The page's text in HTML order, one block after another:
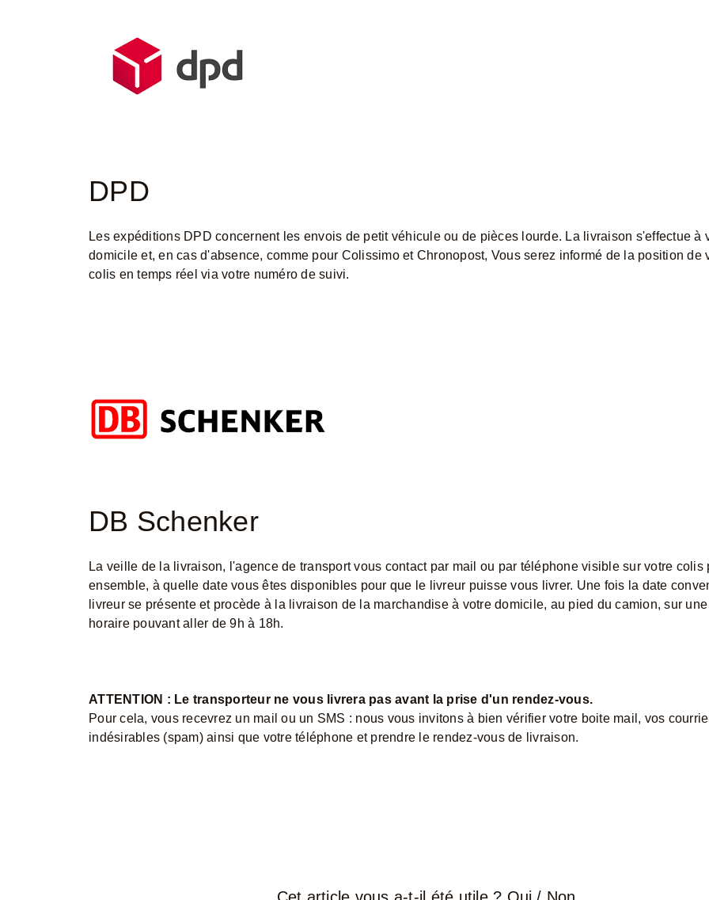
DPD
Les expéditions DPD concernent les envois de petit véhicule ou de pièces lourde. La livraison s'effectue à
domicile et, en cas d'absence, comme pour Colissimo et Chronopost, Vous serez informé de la position de
colis en temps réel via votre numéro de suivi.
DB Schenker
La veille de la livraison, l'agence de transport vous contact par mail ou par téléphone visible sur votre colis
ensemble, à quelle date vous êtes disponibles pour que le livreur puisse vous livrer. Une fois la date
livreur se présente et procède à la livraison de la marchandise à votre domicile, au pied du camion, sur
horaire pouvant aller de 9h à 18h.
ATTENTION : Le transporteur ne vous livrera pas avant la prise d'un rendez-vous.
Pour cela, vous recevrez un mail ou un SMS : nous vous invitons à bien vérifier votre boite mail, vos
indésirables (spam) ainsi que votre téléphone et prendre le rendez-vous de livraison.